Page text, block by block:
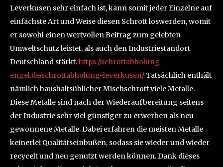
Leverkusen sehr einfach ist, kann somit jeder Einzelne auf
einfachste Art und Weise diesen Schrott loswerden, womit
er sowohl einen wertvollen Beitrag zum gelebten
Umweltschutz leistet, als auch den Industriestandort
Deutschland stärkt.https://schrottabholung-
engel.de/schrottabholung-leverkusen/Tatsächlich enthält
nämlich haushaltsüblicher Mischschrott viele Metalle.
Diese Metalle sind nach der Wiederaufbereitung seitens
der Industrie sehr viel günstiger zu erwerben als neu
gewonnene Metalle. Dabei erfahren die meisten Metalle
keinerlei Qualitätseinbußen, sodass sie wieder und wieder
recycelt und neu genutzt werden können. Dank dieses